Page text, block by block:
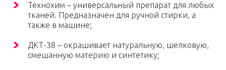
Технохим – универсальный препарат для любых
тканей. Предназначен для ручной стирки, а
также в машине;
ДКТ-38 – окрашивает натуральную, шелковую,
смешанную материю и синтетику;